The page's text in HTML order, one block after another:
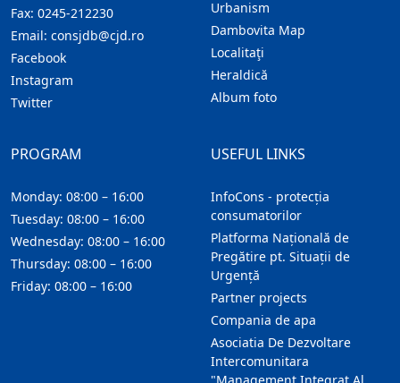
Fax: 0245-212230
Email: consjdb@cjd.ro
Facebook
Instagram
Twitter
Urbanism
Dambovita Map
Localitaţi
Heraldică
Album foto
USEFUL LINKS
InfoCons - protecția
consumatorilor
Platforma Națională de
Pregătire pt. Situații de
Urgență
Partner projects
Compania de apa
Asociatia De Dezvoltare
Intercomunitara
PROGRAM
Monday: 08:00 – 16:00
Tuesday: 08:00 – 16:00
Wednesday: 08:00 – 16:00
Thursday: 08:00 – 16:00
Friday: 08:00 – 16:00